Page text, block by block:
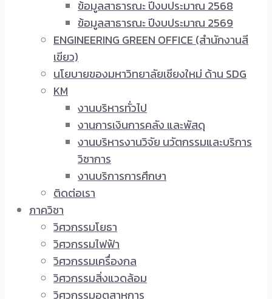
ข้อมูลสาธารณะ ปีงบประมาณ 2568
ข้อมูลสาธารณะ ปีงบประมาณ 2569
ENGINEERING GREEN OFFICE (สำนักงานสี
เขียว)
นโยบายของมหาวิทยาลัยเชียงใหม่ ด้าน SDG
KM
งานบริหารทั่วไป
งานการเงินการคลัง และพัสดุ
งานบริหารงานวิจัย นวัตกรรมและบริการ
วิชาการ
งานบริการการศึกษา
ติดต่อเรา
ภาควิชา
วิศวกรรมโยธา
วิศวกรรมไฟฟ้า
วิศวกรรมเครื่องกล
วิศวกรรมสิ่งแวดล้อม
วิศวกรรมอุตสาหการ